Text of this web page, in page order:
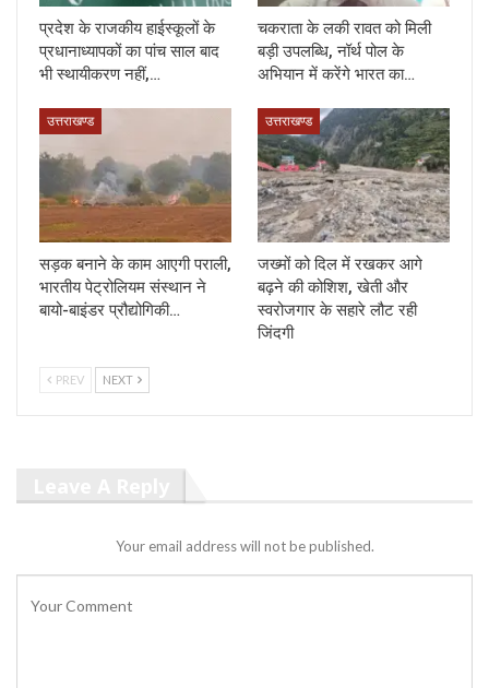
प्रदेश के राजकीय हाईस्कूलों के
प्रधानाध्यापकों का पांच साल बाद
भी स्थायीकरण नहीं,…
चकराता के लकी रावत को मिली
बड़ी उपलब्धि, नॉर्थ पोल के
अभियान में करेंगे भारत का…
उत्तराखण्ड
सड़क बनाने के काम आएगी पराली,
भारतीय पेट्रोलियम संस्थान ने
बायो-बाइंडर प्रौद्योगिकी…
उत्तराखण्ड
जख्मों को दिल में रखकर आगे
बढ़ने की कोशिश, खेती और
स्वरोजगार के सहारे लौट रही
जिंदगी
PREV NEXT
Your email address will not be published.